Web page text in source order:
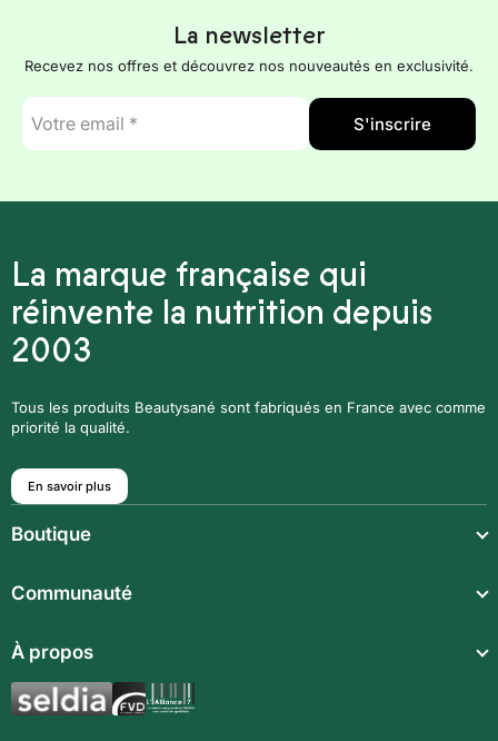
La newsletter
Recevez nos offres et découvrez nos nouveautés en exclusivité.
E-
mail
*
S'inscrire
La marque française qui
réinvente la nutrition depuis
2003
Tous les produits Beautysané sont fabriqués en France avec comme
priorité la qualité.
En savoir plus
Boutique
Compléments alimentaires
Boissons techniques
Communauté
À propos